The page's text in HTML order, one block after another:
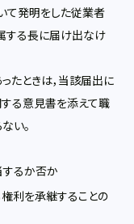
発明をした従業者
する長に届け出なけ
たときは，当該届出に
る意見書を添えて職
い。
るか否か
利を承継することの